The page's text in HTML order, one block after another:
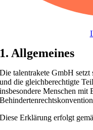
1. Allgemeines
Die talentrakete GmbH
und die gleichberechtigte
insbesondere Menschen
Diese Erklärung erfolgt